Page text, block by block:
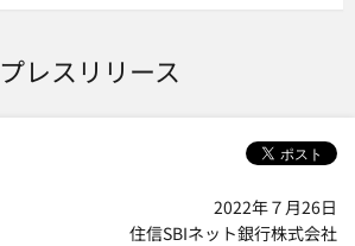
プレスリリース
2022年７月26日
住信SBIネット銀行株式会社